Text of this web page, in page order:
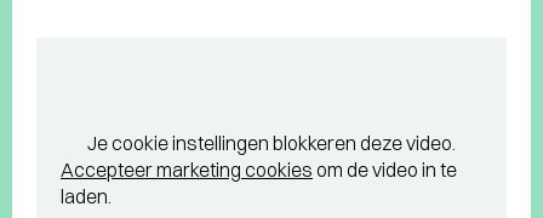
Je cookie instellingen blokkeren deze video.
Accepteer marketing cookies om de video in te
laden.